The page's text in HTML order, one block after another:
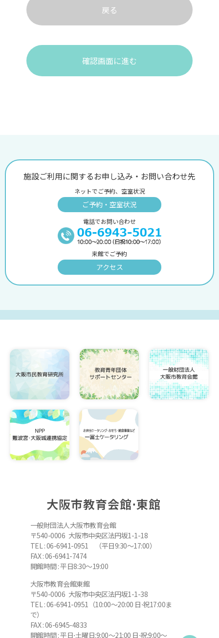
戻る
確認画面に進む
施設ご利用に関するお申し込み・お問い合わせ先
ネットでご予約、空室状況
ご予約・空室状況
電話でお問い合わせ
来館でご予約
アクセス
大阪市教育会館⋅東館
一般財団法人大阪市教育会館
〒540-0006 大阪市中央区法円坂1-1-18
TEL : 06-6941-0951 （平日9:30～17:00）
FAX : 06-6941-7474
開館時間 : 平日8:30～19:00
大阪市教育会館東館
〒540-0006 大阪市中央区法円坂1-1-38
TEL : 06-6941-0951（10:00～20:00 日⋅祝17:00ま
で）
FAX : 06-6945-4833
開館時間 : 平日⋅土曜日:9:00～21:00 日⋅祝:9:00～